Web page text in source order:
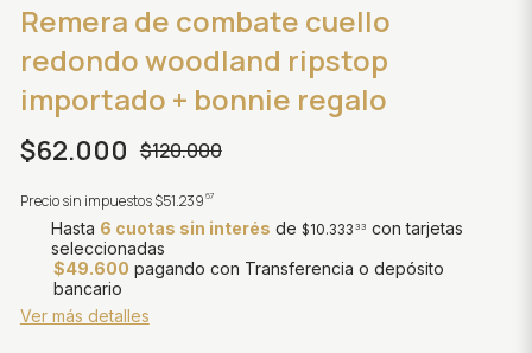
Remera de combate cuello
redondo woodland ripstop
importado + bonnie regalo
$62.000 $120.000
Precio sin impuestos$51.239 67
Hasta 6 cuotas sin interés de $10.333 33 con tarjetas
seleccionadas
$49.600 pagando con Transferencia o depósito
bancario
Ver más detalles